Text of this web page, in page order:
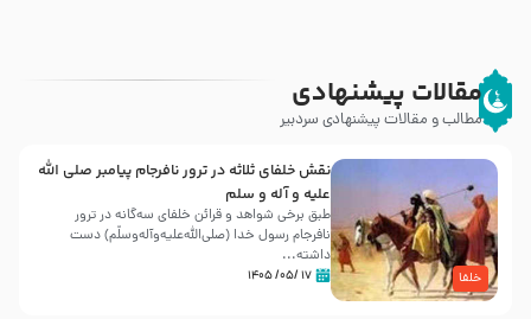
مقالات پیشنهادی
مطالب و مقالات پیشنهادی سردبیر
خلفا
نقش خلفای ثلاثه در ترور نافرجام پیامبر صلی الله
علیه و آله و سلم
طبق برخی شواهد و قرائن خلفای سه‌گانه در ترور
نافرجام رسول خدا (صلی‌الله‌علیه‌و‌آله‌وسلّم) دست
داشته‌...
۱۷ /۰۵/ ۱۴۰۵